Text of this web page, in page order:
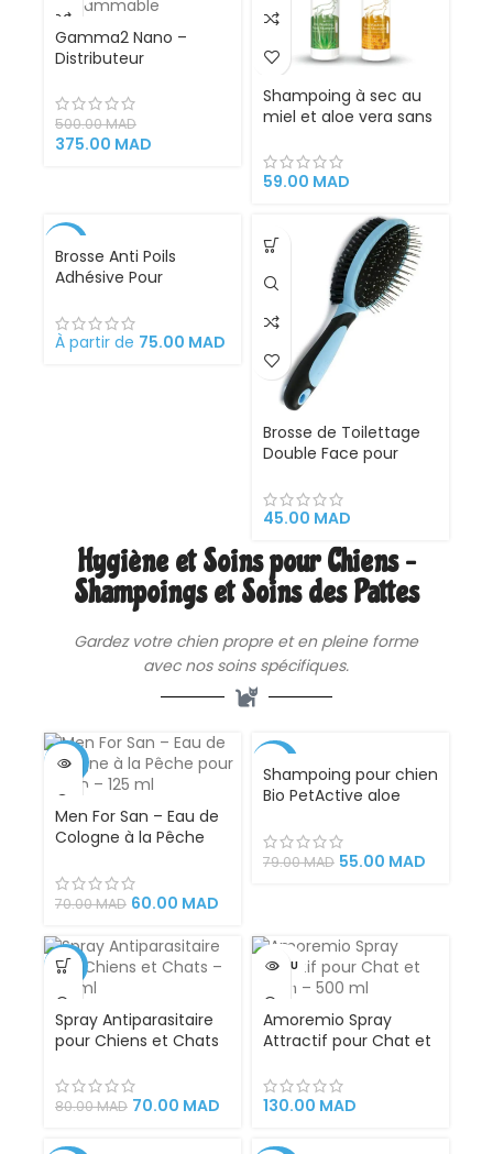
Gamma2 Nano –
Distributeur
Chats et Petits Chiens
avec Timer
Programmable
500.00MAD
375.00 MAD
Shampoing à sec au
miel et aloe vera sans
chien – Bio PetActive
– 200 ml – Copier
59.00 MAD
Brosse Anti Poils
Adhésive Pour
À partir de 75.00 MAD
Brosse de Toilettage
Double Face pour
Poils, Démêlante et
Massage 2 en 1
45.00 MAD
Hygiène et Soins pour Chiens –
Shampoings et Soins des Pattes
Gardez votre chien propre et en pleine forme
avec nos soins spécifiques.
-14%
Men For San – Eau de
Cologne à la Pêche
70.00MAD 60.00 MAD
Shampoing pour chien
Bio PetActive aloe
79.00MAD 55.00 MAD
-13%
Spray Antiparasitaire
pour Chiens et Chats
80.00MAD 70.00 MAD
VENDU
Amoremio Spray
Attractif pour Chat et
130.00 MAD